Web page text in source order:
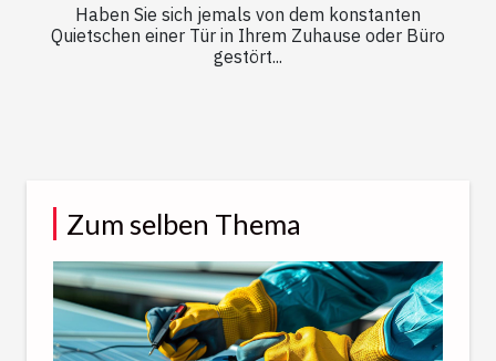
Haben Sie sich jemals von dem konstanten
Quietschen einer Tür in Ihrem Zuhause oder Büro
gestört...
Zum selben Thema